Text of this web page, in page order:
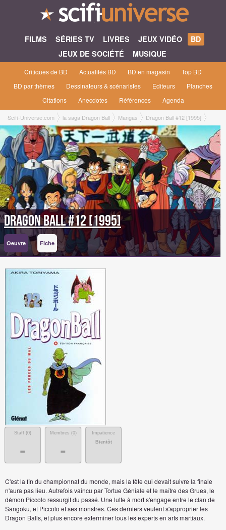
FILMS SÉRIES TV LIVRES JEUX VIDÉO
BD
JEUX DE SOCIÉTÉ
MUSIQUE
Critiques de BD Actualités BD BD en magasin
Top BD
BD par thèmes
Dessinateurs & scénaristes Editeurs
Planches
Citations
Anecdotes Références Agenda
Scifi-Universe.com la saga Dragon Ball Mangas Dragon Ball #12 [1995]
Dragon Ball #12 [1995]
Oeuvre Fiche
Staff (0)
-
Membres (0)
-
Impatience
Bientôt
C'est la fin du championnat du monde, mais la fête qui devait suivre la finale
n'aura pas lieu. Autrefois vaincu par Tortue Géniale et le maître des Grues, le
démon Piccolo ressurgit du passé. Une lutte à mort s'engage entre le clan de
Sangoku, et Piccolo et ses monstres. Ces derniers veulent s'approprier les
Dragon Balls, et plus encore exterminer tous les experts en arts martiaux.